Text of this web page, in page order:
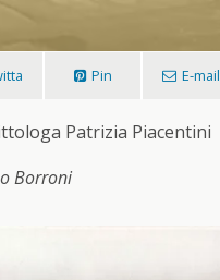
Pin E-mail
Patrizia Piacentini
Borroni